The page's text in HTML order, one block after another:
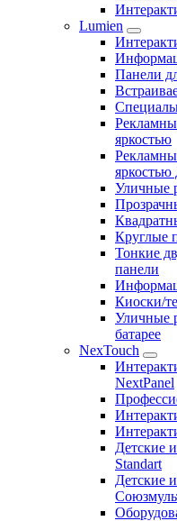
Lumien
Панели
яркостью
яркостью
Уличные
Круглые
Тонкие
панели
Киоски/
Уличные
батарее
NexTouch
NextPanel
Детские
Standart
Детские